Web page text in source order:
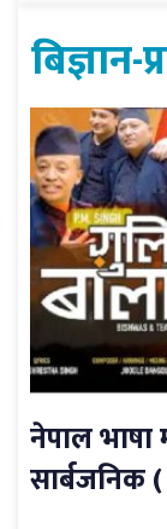
बिज्ञान-
नेपाल भाषा
सार्बजनिक